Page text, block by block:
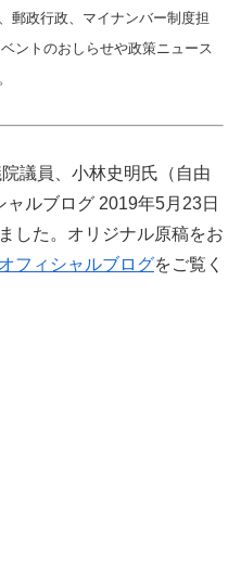
郵政行政、マイナンバー制度担
ントのおしらせや政策ニュース
。
議員、小林史明氏（自由
ルブログ 2019年5月23日
した。オリジナル原稿をお
フィシャルブログをご覧く